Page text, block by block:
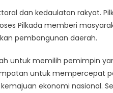
dan kedaulatan rakyat.
Pilkada memberi
pembangunan daerah.
untuk memilih pemimpin
untuk mempercepat
ekonomi nasional.